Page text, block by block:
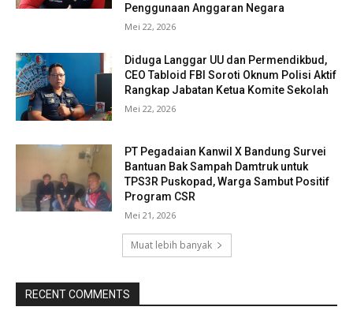
Penggunaan Anggaran Negara
Mei 22, 2026
Diduga Langgar UU dan Permendikbud,
CEO Tabloid FBI Soroti Oknum Polisi Aktif
Rangkap Jabatan Ketua Komite Sekolah
Mei 22, 2026
PT Pegadaian Kanwil X Bandung Survei
Bantuan Bak Sampah Damtruk untuk
TPS3R Puskopad, Warga Sambut Positif
Program CSR
Mei 21, 2026
Muat lebih banyak
RECENT COMMENTS